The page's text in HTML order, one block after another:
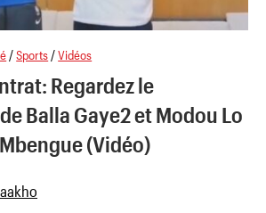
/Sports/Vidéos
Regardez le
Balla Gaye2 et Modou Lo
(Vidéo)